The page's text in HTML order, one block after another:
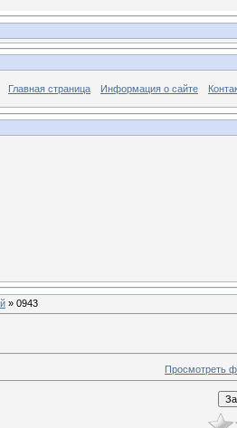
Главная страница Информация о сайте
» 0943
Просмотреть